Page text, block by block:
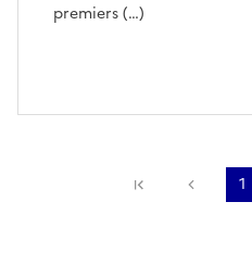
premiers (…)
Première page
1